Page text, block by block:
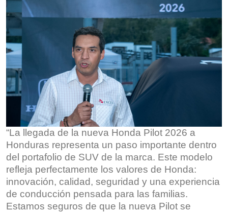
“La llegada de la nueva Honda Pilot 2026 a
Honduras representa un paso importante dentro
del portafolio de SUV de la marca. Este modelo
refleja perfectamente los valores de Honda:
innovación, calidad, seguridad y una experiencia
de conducción pensada para las familias.
Estamos seguros de que la nueva Pilot se